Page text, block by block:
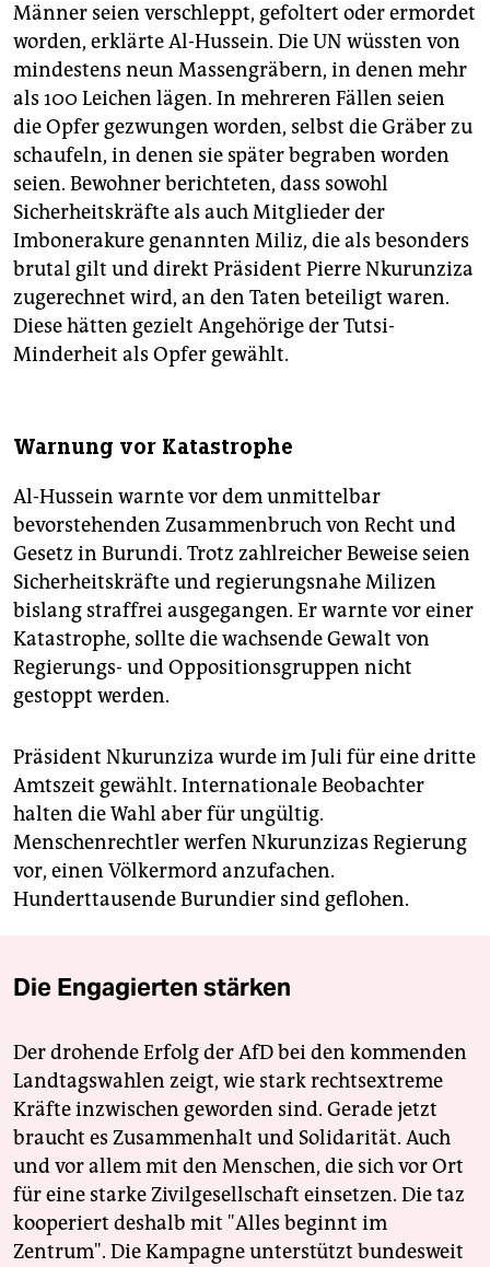
Männer seien verschleppt, gefoltert oder ermordet
worden, erklärte Al-Hussein. Die UN wüssten von
mindestens neun Massengräbern, in denen mehr
als 100 Leichen lägen. In mehreren Fällen seien
die Opfer gezwungen worden, selbst die Gräber zu
schaufeln, in denen sie später begraben worden
seien. Bewohner berichteten, dass sowohl
Sicherheitskräfte als auch Mitglieder der
Imbonerakure genannten Miliz, die als besonders
brutal gilt und direkt Präsident Pierre Nkurunziza
zugerechnet wird, an den Taten beteiligt waren.
Diese hätten gezielt Angehörige der Tutsi-
Minderheit als Opfer gewählt.
Warnung vor Katastrophe
Al-Hussein warnte vor dem unmittelbar
bevorstehenden Zusammenbruch von Recht und
Gesetz in Burundi. Trotz zahlreicher Beweise seien
Sicherheitskräfte und regierungsnahe Milizen
bislang straffrei ausgegangen. Er warnte vor einer
Katastrophe, sollte die wachsende Gewalt von
Regierungs- und Oppositionsgruppen nicht
gestoppt werden.
Präsident Nkurunziza wurde im Juli für eine dritte
Amtszeit gewählt. Internationale Beobachter
halten die Wahl aber für ungültig.
Menschenrechtler werfen Nkurunzizas Regierung
vor, einen Völkermord anzufachen.
Hunderttausende Burundier sind geflohen.
Die Engagierten stärken
Der drohende Erfolg der AfD bei den kommenden
Landtagswahlen zeigt, wie stark rechtsextreme
Kräfte inzwischen geworden sind. Gerade jetzt
braucht es Zusammenhalt und Solidarität. Auch
und vor allem mit den Menschen, die sich vor Ort
für eine starke Zivilgesellschaft einsetzen. Die taz
kooperiert deshalb mit "Alles beginnt im
Zentrum". Die Kampagne unterstützt bundesweit